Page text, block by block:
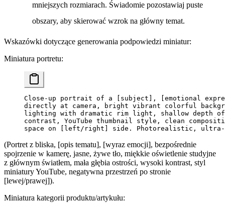
mniejszych rozmiarach. Świadomie pozostawiaj puste
obszary, aby skierować wzrok na główny temat.
Wskazówki dotyczące generowania podpowiedzi miniatur:
Miniatura portretu:
Close-up portrait of a [subject], [emotional
directly at camera, bright vibrant colorful
lighting with dramatic rim light, shallow depth
contrast, YouTube thumbnail style, clean
space on [left/right] side. Photorealistic,
(Portret z bliska, [opis tematu], [wyraz emocji], bezpośrednie
spojrzenie w kamerę, jasne, żywe tło, miękkie oświetlenie studyjne
z głównym światłem, mała głębia ostrości, wysoki kontrast, styl
miniatury YouTube, negatywna przestrzeń po stronie
[lewej/prawej]).
Miniatura kategorii produktu/artykułu: